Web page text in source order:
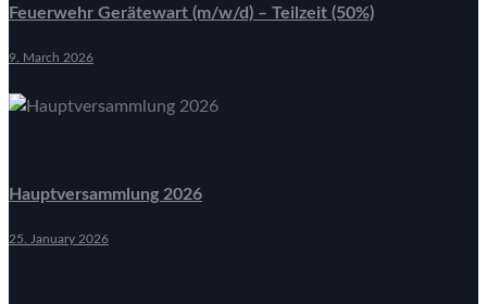
Feuerwehr Gerätewart (m/w/d) – Teilzeit (50%)
9. March 2026
Hauptversammlung 2026
25. January 2026